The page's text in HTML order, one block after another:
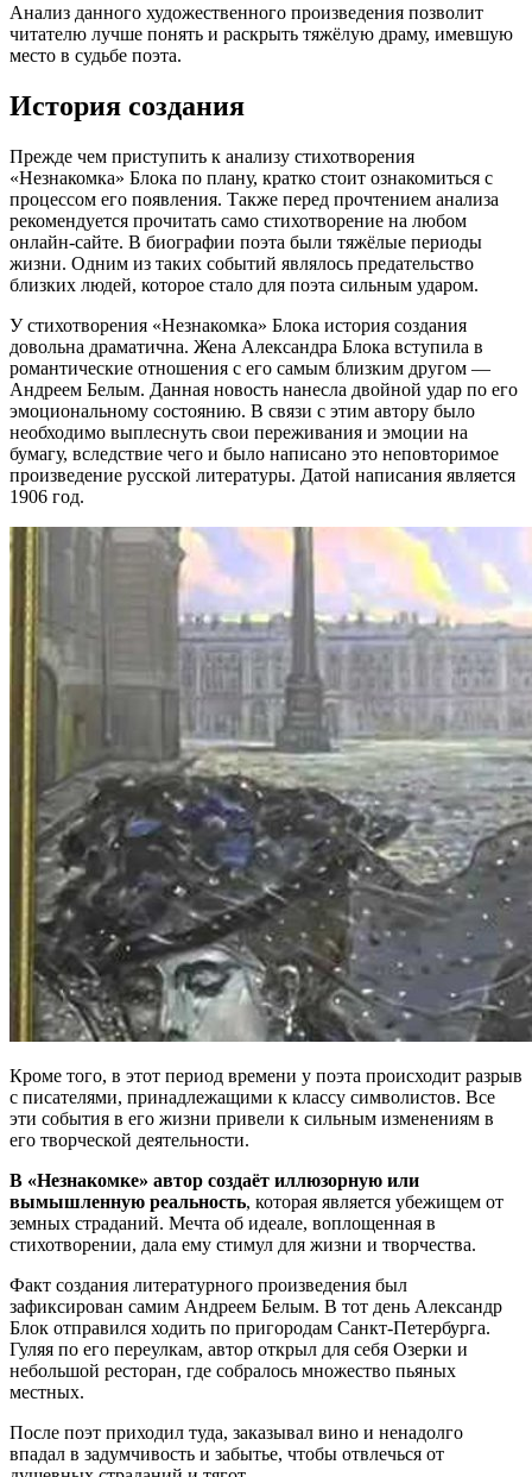
Анализ данного художественного произведения позволит
читателю лучше понять и раскрыть тяжёлую драму, имевшую
место в судьбе поэта.
История создания
Прежде чем приступить к анализу стихотворения
«Незнакомка» Блока по плану, кратко стоит ознакомиться с
процессом его появления. Также перед прочтением анализа
рекомендуется прочитать само стихотворение на любом
онлайн-сайте. В биографии поэта были тяжёлые периоды
жизни. Одним из таких событий являлось предательство
близких людей, которое стало для поэта сильным ударом.
У стихотворения «Незнакомка» Блока история создания
довольна драматична. Жена Александра Блока вступила в
романтические отношения с его самым близким другом —
Андреем Белым. Данная новость нанесла двойной удар по его
эмоциональному состоянию. В связи с этим автору было
необходимо выплеснуть свои переживания и эмоции на
бумагу, вследствие чего и было написано это неповторимое
произведение русской литературы. Датой написания является
1906 год.
Кроме того, в этот период времени у поэта происходит разрыв
с писателями, принадлежащими к классу символистов. Все
эти события в его жизни привели к сильным изменениям в
его творческой деятельности.
В «Незнакомке» автор создаёт иллюзорную или
вымышленную реальность, которая является убежищем от
земных страданий. Мечта об идеале, воплощенная в
стихотворении, дала ему стимул для жизни и творчества.
Факт создания литературного произведения был
зафиксирован самим Андреем Белым. В тот день Александр
Блок отправился ходить по пригородам Санкт-Петербурга.
Гуляя по его переулкам, автор открыл для себя Озерки и
небольшой ресторан, где собралось множество пьяных
местных.
После поэт приходил туда, заказывал вино и ненадолго
впадал в задумчивость и забытье, чтобы отвлечься от